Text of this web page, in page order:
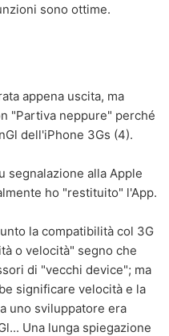
sono ottime.
appena uscita, ma
"Partiva neppure" perché
dell'iPhone 3Gs (4).
segnalazione alla Apple
ho "restituito" l'App.
la compatibilità col 3G
o velocità" segno che
di "vecchi device"; ma
significare velocità e la
uno sviluppatore era
Una lunga spiegazione